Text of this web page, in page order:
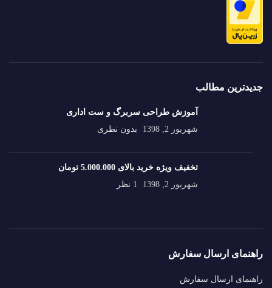
جدیدترین مطالب
آموزش طراحی سربرگ و ست اداری
شهریور 2, 1398
بدون نظری
تخفیف ویژه خرید بالای 5.000.000 تومان
شهریور 2, 1398
1 نظر
راهنمای ارسال سفارش
راهنمای ارسال سفارش